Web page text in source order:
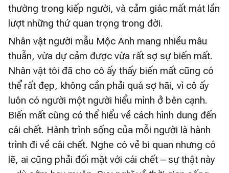
thường trong kiếp người, và cảm giác mất mát lần
lượt những thứ quan trọng trong đời.
Nhân vật người mẫu Mộc Anh mang nhiều mâu
thuẫn, vừa dự cảm được vừa rất sợ sự biến mất.
Nhân vật tôi đã cho cô ấy thấy biến mất cũng có
thể rất đẹp, không cần phải quá sợ hãi, vì cô ấy
luôn có người một người hiểu mình ở bên cạnh.
Biến mất cũng có thể hiểu về cách hình dung đến
cái chết. Hành trình sống của mỗi người là hành
trình đi về cái chết. Nghe có vẻ bi quan nhưng có
lẽ, ai cũng phải đối mặt với cái chết – sự thật này